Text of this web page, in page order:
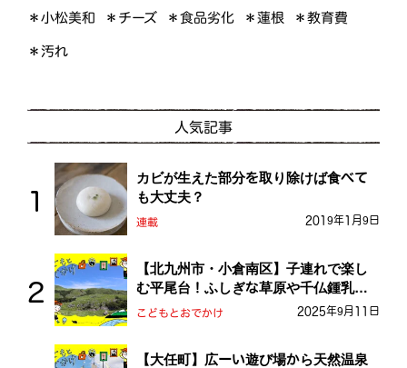
＊小松美和 ＊チーズ ＊食品劣化 ＊蓮根 ＊教育費
＊汚れ
人気記事
カビが生えた部分を取り除けば食べて
も大丈夫？
連載 2019年1月9日
【北九州市・小倉南区】子連れで楽し
む平尾台！ふしぎな草原や千仏鍾乳洞
を探検しよう！
こどもとおでかけ 2025年9月11日
【大任町】広ーい遊び場から天然温泉